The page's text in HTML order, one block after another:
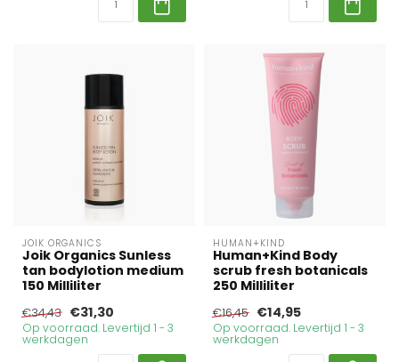
JOIK ORGANICS
Joik Organics Sunless
tan bodylotion medium
150 Milliliter
€34,43 €31,30
Op voorraad. Levertijd 1 - 3
werkdagen
HUMAN+KIND
Human+Kind Body
scrub fresh botanicals
250 Milliliter
€16,45 €14,95
Op voorraad. Levertijd 1 - 3
werkdagen